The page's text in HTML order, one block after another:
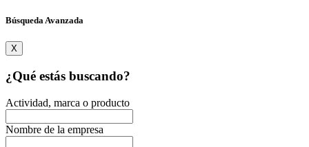
Búsqueda Avanzada
X
¿Qué estás buscando?
Actividad, marca o producto
Nombre de la empresa